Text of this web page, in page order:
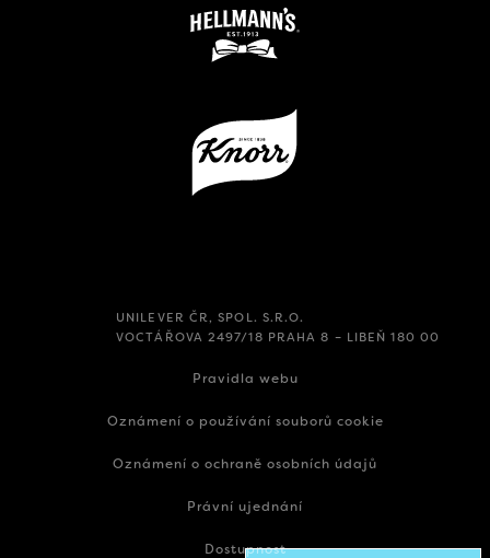
UNILEVER ČR, SPOL. S.R.O.
VOCTÁŘOVA 2497/18 PRAHA 8 – LIBEŇ 180 00
Pravidla webu
Oznámení o používání souborů cookie
Oznámení o ochraně osobních údajů
Právní ujednání
Dostupnost